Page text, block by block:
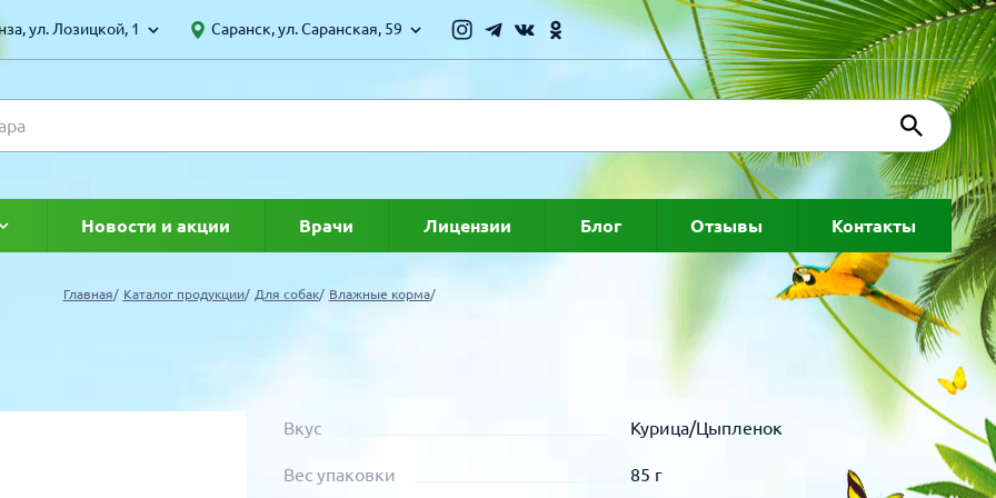
ул. Лозицкой, 1 Саранск, ул. Саранская, 59
Новости и акции Врачи Лицензии Блог Отзывы Контакты
Главная Каталог продукции Для собак Влажные корма
Вкус Курица/Цыпленок
Вес упаковки 85 г